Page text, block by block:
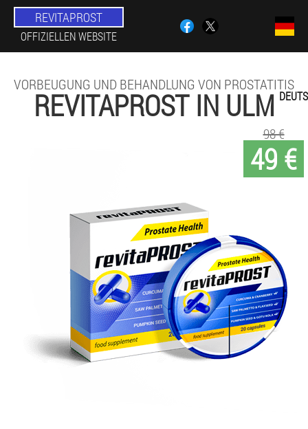
REVITAPROST
OFFIZIELLEN WEBSITE
VORBEUGUNG UND BEHANDLUNG VON PROSTATITIS
REVITAPROST IN ULM
49 €
98 €